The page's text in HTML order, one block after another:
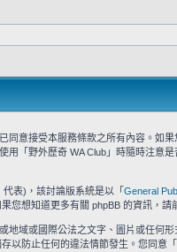
意接受本服務條款之所有內容。如
「野外歷奇 WA Club」時隨時注意
表)，該討論版系統是以「 General
您想知道更多有關 phpBB 的資訊，請
域或國際公法之文字、圖片或任何
防止任何的違法情節發生。您同意